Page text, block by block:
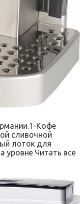
Кофе
сливочной
лоток для
уровне Читать все